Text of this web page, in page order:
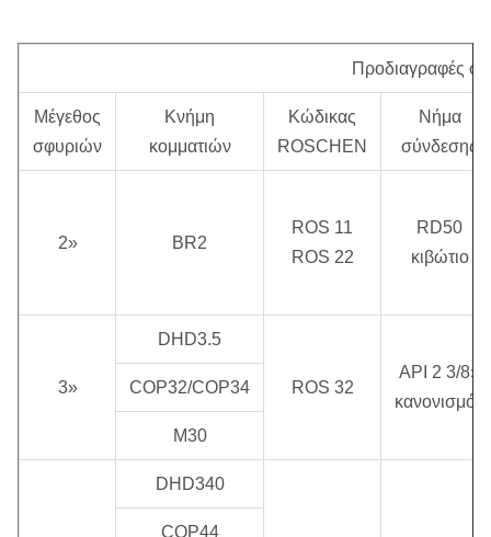
Πίεση
Συνιστώμενη
περιστροφική ταχύτητα
1.0 ~ 2,5
25 Hz 20-30 περιστροφή/λεπτό
Προδιαγραφές
Μέγεθος
σφυριών
Κνήμη
κομματιών
Κώδικας
ROSCHEN
Νήμα
σύνδεσης
2» BR2
ROS 11
ROS 22
RD50
κιβώτιο
3»
DHD3.5
ROS 32
API 2 3/8»
κανονισμός
COP32/COP34
M30
DHD340
COP44